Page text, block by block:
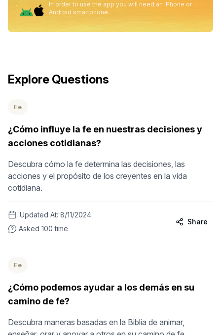
In order to use the app you will need an iPhone or
Android smartphone.
Explore Questions
Fe
¿Cómo influye la fe en nuestras decisiones y
acciones cotidianas?
Descubra cómo la fe determina las decisiones, las
acciones y el propósito de los creyentes en la vida
cotidiana.
Updated At: 8/11/2024
Asked 100 time
Share
Fe
¿Cómo podemos ayudar a los demás en su
camino de fe?
Descubra maneras basadas en la Biblia de animar,